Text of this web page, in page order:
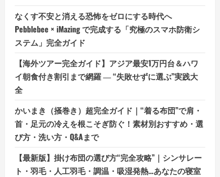
なくす不安と消える恐怖をゼロにする時代へ
Pebblebee × iMazing で完成する「究極のスマホ防衛シ
ステム」完全ガイド
【海外ツアー完全ガイド】アジア最安1万円台＆ハワ
イ朝食付き割引まで網羅 ― “失敗せずに選ぶ”実践大
全
かいまき（掻巻き）超完全ガイド｜“着る布団”で肩・
首・足元の冷えを根こそぎ防ぐ！素材別おすすめ・選
び方・洗い方・Q&Aまで
【最新版】掛け布団の選び方“完全攻略”｜シンサレー
ト・羽毛・人工羽毛・調温・吸湿発熱…あなたの寝室